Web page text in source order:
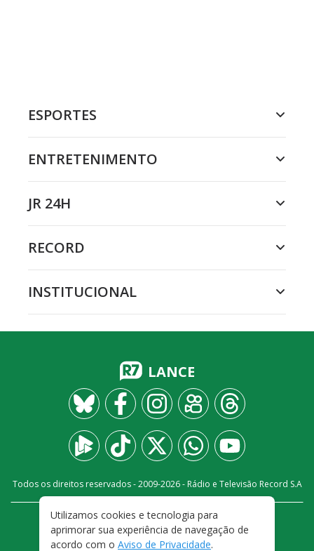
ESPORTES
ENTRETENIMENTO
JR 24H
RECORD
INSTITUCIONAL
LANCE
Todos os direitos reservados - 2009-2026- Rádio e Televisão Record S.A
FALE CONOSCO
PRIVACIDADE
TERMOS E CONDIÇÕES DE USO
Utilizamos cookies e tecnologia para
aprimorar sua experiência de navegação de
acordo com o Aviso de Privacidade.